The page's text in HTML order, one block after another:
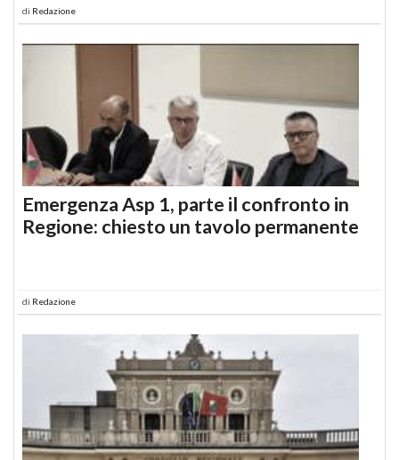
di Redazione
Emergenza Asp 1, parte il confronto in
Regione: chiesto un tavolo permanente
di Redazione